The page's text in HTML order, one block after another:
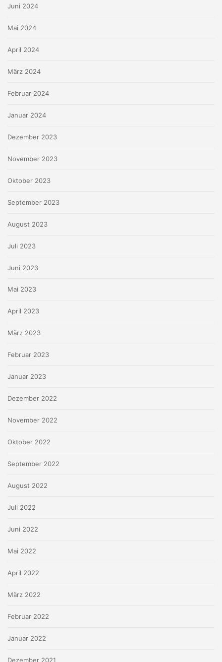
Juni 2024
Mai 2024
April 2024
März 2024
Februar 2024
Januar 2024
Dezember 2023
November 2023
Oktober 2023
September 2023
August 2023
Juli 2023
Juni 2023
Mai 2023
April 2023
März 2023
Februar 2023
Januar 2023
Dezember 2022
November 2022
Oktober 2022
September 2022
August 2022
Juli 2022
Juni 2022
Mai 2022
April 2022
März 2022
Februar 2022
Januar 2022
Dezember 2021